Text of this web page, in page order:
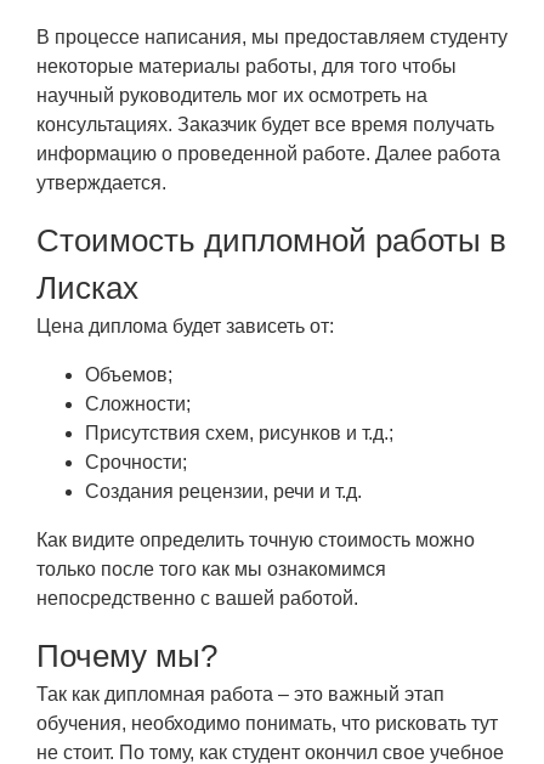
В процессе написания, мы предоставляем студенту
некоторые материалы работы, для того чтобы
научный руководитель мог их осмотреть на
консультациях. Заказчик будет все время получать
информацию о проведенной работе. Далее работа
утверждается.
Стоимость дипломной работы в
Лисках
Цена диплома будет зависеть от:
Объемов;
Сложности;
Присутствия схем, рисунков и т.д.;
Срочности;
Создания рецензии, речи и т.д.
Как видите определить точную стоимость можно
только после того как мы ознакомимся
непосредственно с вашей работой.
Почему мы?
Так как дипломная работа – это важный этап
обучения, необходимо понимать, что рисковать тут
не стоит. По тому, как студент окончил свое учебное